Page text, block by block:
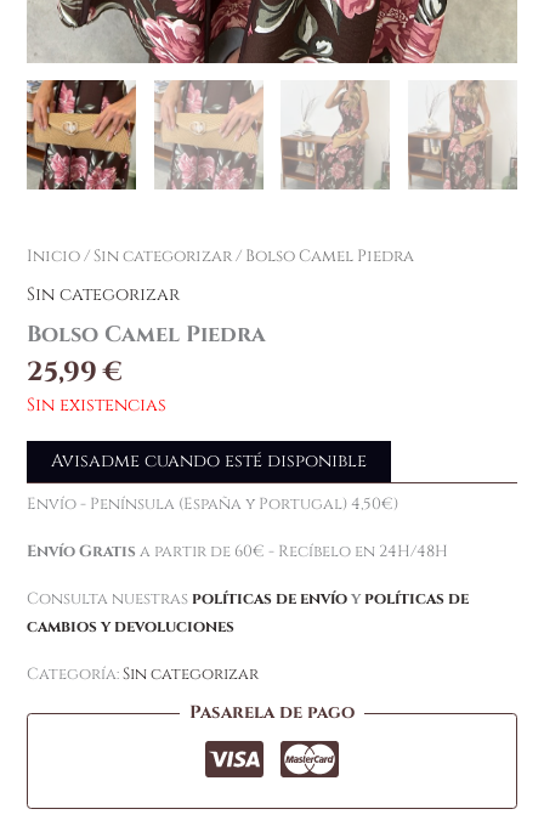
Inicio/Sin categorizar/ Bolso Camel Piedra
Sin categorizar
Bolso Camel Piedra
25,99€
Sin existencias
Avisadme cuando esté disponible
Envío - Península (España y Portugal) 4,50€)
Envío Gratis a partir de 60€ - Recíbelo en 24H/48H
Consulta nuestras políticas de envíoy políticas de
cambios y devoluciones
Categoría:Sin categorizar
Pasarela de pago